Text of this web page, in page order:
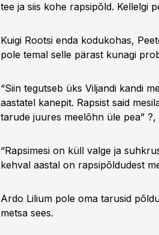
tee ja siis kohe rapsipõld. Kellelgi
Kuigi Rootsi enda kodukohas,
pole temal selle pärast kunagi
“Siin tegutseb üks Viljandi kandi
aastatel kanepit. Rapsist said
tarude juures meelõhn üle pea” ?,
“Rapsimesi on küll valge ja
kehval aastal on rapsipõldudest
Ardo Lilium pole oma tarusid
metsa sees.